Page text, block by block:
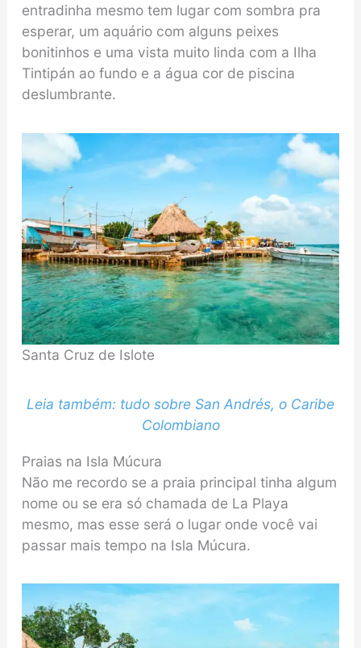
entradinha mesmo tem lugar com sombra pra
esperar, um aquário com alguns peixes
bonitinhos e uma vista muito linda com a Ilha
Tintipán ao fundo e a água cor de piscina
deslumbrante.
Santa Cruz de Islote
Leia também: tudo sobre San Andrés, o Caribe
Colombiano
Praias na Isla Múcura
Não me recordo se a praia principal tinha algum
nome ou se era só chamada de La Playa
mesmo, mas esse será o lugar onde você vai
passar mais tempo na Isla Múcura.